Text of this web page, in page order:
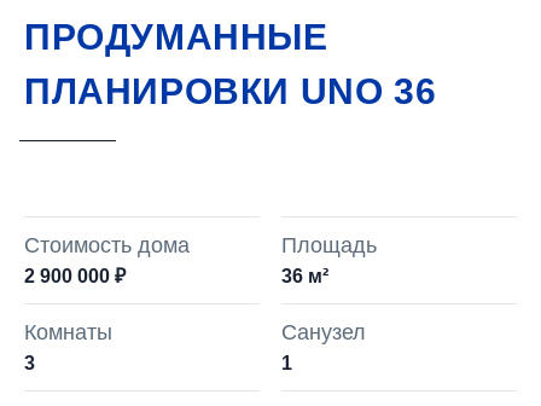
ПРОДУМАННЫЕ
ПЛАНИРОВКИ UNO 36
Стоимость дома
2 900 000 ₽
Площадь
36 м²
Комнаты
3
Санузел
1